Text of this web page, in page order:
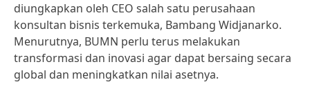
diungkapkan oleh CEO salah satu perusahaan
konsultan bisnis terkemuka, Bambang Widjanarko.
Menurutnya, BUMN perlu terus melakukan
transformasi dan inovasi agar dapat bersaing secara
global dan meningkatkan nilai asetnya.